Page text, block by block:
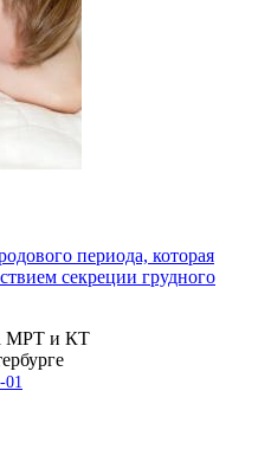
периода, которая
секреции грудного
МРТ и КТ
01